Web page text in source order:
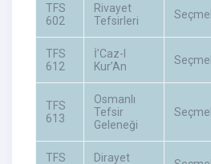
TFS
602
Rivayet
Tefsirleri
TFS
612
İ’Caz-I
Kur’An
TFS
613
Osmanlı
Tefsir
Geleneği
TFS
Dirayet